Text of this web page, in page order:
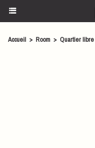
Accueil > Room > Quartier libre